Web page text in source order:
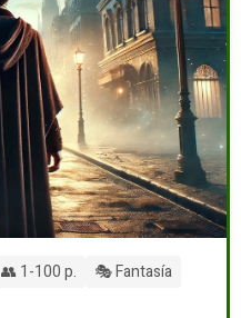
👥 1-100 p.
🎭 Fantasía